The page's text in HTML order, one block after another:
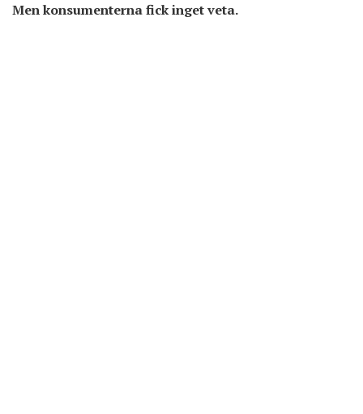
Men konsumenterna fick inget veta.